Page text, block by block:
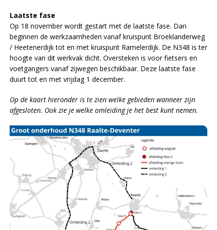
Laatste fase
Op 18 november wordt gestart met de laatste fase. Dan
beginnen de werkzaamheden vanaf kruispunt Broeklanderweg
/ Heetenerdijk tot en met kruispunt Ramelerdijk. De N348 is ter
hoogte van dit werkvak dicht. Oversteken is voor fietsers en
voetgangers vanaf zijwegen beschikbaar. Deze laatste fase
duurt tot en met vrijdag 1 december.
Op de kaart hieronder is te zien welke gebieden wanneer zijn
afgesloten. Ook zie je welke omleiding je het best kunt nemen.